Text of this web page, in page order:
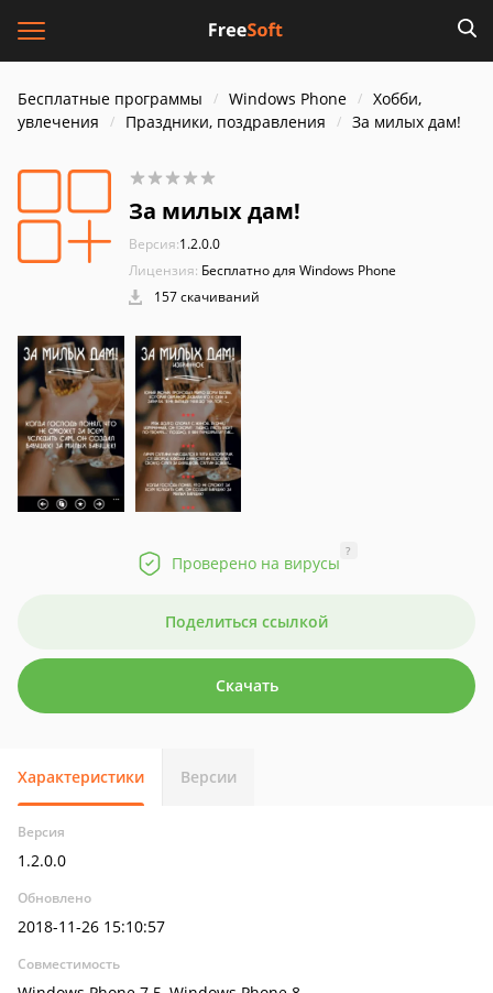
Бесплатные программы Windows Phone
Хобби,
увлечения
Праздники, поздравления За милых дам!
За милых дам!
Версия:1.2.0.0
Лицензия: Бесплатно для Windows Phone
157 скачиваний
Проверено на вирусы
?
Поделиться ссылкой
Скачать
Характеристики Версии
Версия
1.2.0.0
Обновлено
2018-11-26 15:10:57
Совместимость